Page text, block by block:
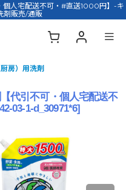
個人宅配送不可・#直送1000円】-キ
剤販売/通販
房）用洗剤
代引不可・個人宅配送不
03-1-d_30971*6]